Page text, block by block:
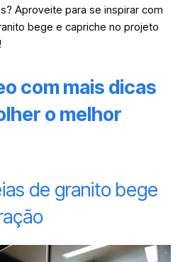
Aproveite para se inspirar com
bege e capriche no projeto
com mais dicas
o melhor
de granito bege